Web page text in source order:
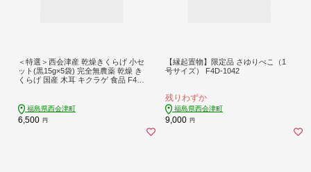
＜特選＞西会津産 乾燥きくらげ 小セ
ット(黒15g×5袋) 完全無農薬 乾燥 き
くらげ 国産 木耳 キクラゲ 食品 F4D-
福島県西会津町
6,500 円
【縁起置物】限定品 さゆりべこ（1
号サイズ） F4D-1042
残りわずか
福島県西会津町
9,000 円